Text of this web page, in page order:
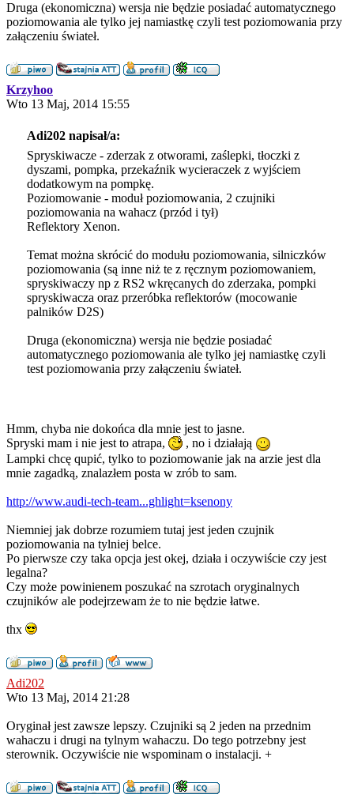
Druga (ekonomiczna) wersja nie będzie posiadać automatycznego
poziomowania ale tylko jej namiastkę czyli test poziomowania przy
załączeniu świateł.
Krzyhoo
Wto 13 Maj, 2014 15:55
Adi202 napisał/a:
Spryskiwacze - zderzak z otworami, zaślepki, tłoczki z
dyszami, pompka, przekaźnik wycieraczek z wyjściem
dodatkowym na pompkę.
Poziomowanie - moduł poziomowania, 2 czujniki
poziomowania na wahacz (przód i tył)
Reflektory Xenon.
Temat można skrócić do modułu poziomowania, silniczków
poziomowania (są inne niż te z ręcznym poziomowaniem,
spryskiwaczy np z RS2 wkręcanych do zderzaka, pompki
spryskiwacza oraz przeróbka reflektorów (mocowanie
palników D2S)
Druga (ekonomiczna) wersja nie będzie posiadać
automatycznego poziomowania ale tylko jej namiastkę czyli
test poziomowania przy załączeniu świateł.
Hmm, chyba nie dokońca dla mnie jest to jasne.
Spryski mam i nie jest to atrapa,
, no i działają
Lampki chcę qupić, tylko to poziomowanie jak na arzie jest dla
mnie zagadką, znalazłem posta w zrób to sam.
http://www.audi-tech-team...ghlight=ksenony
Niemniej jak dobrze rozumiem tutaj jest jeden czujnik
poziomowania na tylniej belce.
Po pierwsze czy taka opcja jest okej, działa i oczywiście czy jest
legalna?
Czy może powinienem poszukać na szrotach oryginalnych
czujników ale podejrzewam że to nie będzie łatwe.
thx
Adi202
Wto 13 Maj, 2014 21:28
Oryginał jest zawsze lepszy. Czujniki są 2 jeden na przednim
wahaczu i drugi na tylnym wahaczu. Do tego potrzebny jest
sterownik. Oczywiście nie wspominam o instalacji. +